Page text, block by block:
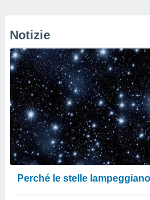
Notizie
Perché le stelle